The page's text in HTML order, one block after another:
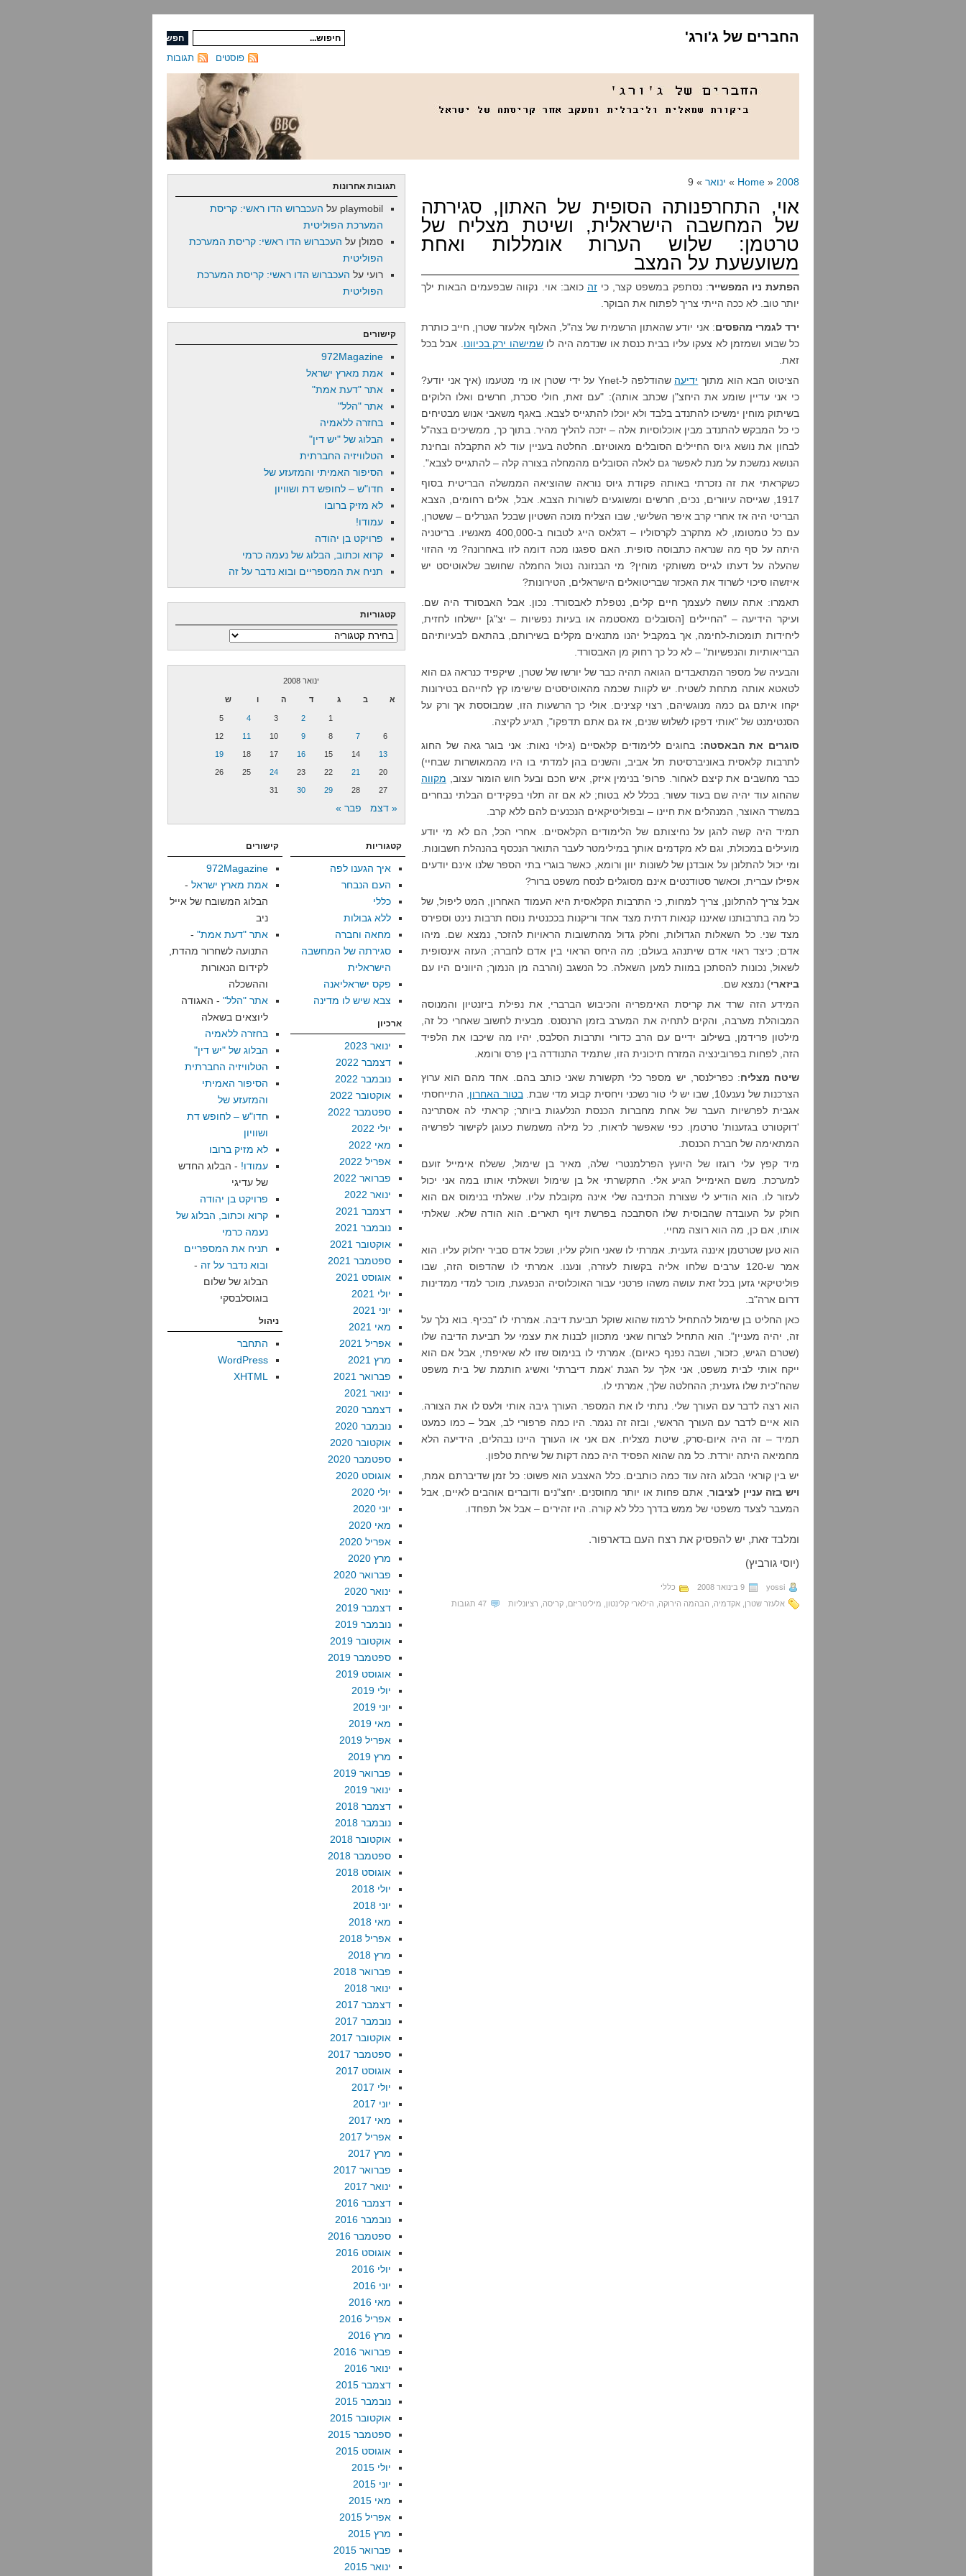
החברים של ג'ורג'
תגובות פוסטים
Home » 2008
» ינואר » 9
אוי, התחרפנותה הסופית של האתון, סגירתה
של המחשבה הישראלית, ושיטת מצליח של
טרטמן: שלוש הערות אומללות ואחת
משועשעת על המצב
הפתעת ניו המפשייר: נסתפק במשפט קצר, כיזה כואב: אוי. נקווה שבפעמים הבאות ילך
יותר טוב. לא ככה הייתי צריך לפתוח את הבוקר.
ירד לגמרי מהפסים: אני יודע שהאתון הרשמית של צה"ל, האלוף אלעזר שטרן, חייב כותרת
כל שבוע ושמזמן לא צעקו עליו בבית כנסת או שנדמה היה לושמישהו ירק בכיוונו . אבל בכל
זאת.
הציטוט הבא הוא מתוך ידיעה שהודלפה ל-Ynet על ידי שטרן או מי מטעמו (איך אני יודע?
כי אני עדיין שומע את היחצ"ן שכתב אותה): "עם זאת, חולי סכרת, חרשים ואלו הלוקים
בשיתוק מוחין ימשיכו להתנדב בלבד ולא יוכלו להתגייס לצבא. באגף משאבי אנוש מבטיחים
כי כל המבקש להתנדב מבין אוכלוסיות אלה – יזכה להליך מהיר. בתוך כך, ממשיכים בצה"ל
לבחון את נושא גיוס החיילים הסובלים מאוטיזם. החלטה בעניין עוד לא התקבלה ובחינת
הנושא נמשכת על מנת לאפשר גם לאלה הסובלים מהמחלה בצורה קלה – להתגייס לצבא".
כשקראתי את זה נזכרתי באותה פקודת גיוס נוראה שהוציאה הממשלה הבריטית בסוף
1917, שגייסה עיוורים, נכים, חרשים ומשוגעים לשורות הצבא. אבל, אלים רחומים, הצבא
הבריטי היה אז אחרי קרב איפר השלישי, שבו הצליח מוכה השטיון שבכל הגנרלים – ששטרן,
עם כל טמטומו, לא מתקרב לקרסוליו – דגלאס הייג לטבוח ב-400,000 מאנשיו. בריטניה
היתה על סף מה שנראה כתבוסה סופית. האם ספגנו מכה דומה לזו באחרונה? מי ההזוי
שהעלה על דעתו לגייס משותקי מוחין? מי הבנזונה נטול החמלה שחושב שלאוטיסט יש
איזשהו סיכוי לשרוד את האכזר שבריטואלים הישראלים, הטירונות?
תאמרו: אתה עושה לעצמך חיים קלים, נטפלת לאבסורד. נכון. אבל האבסורד היה שם.
ועיקר הידיעה – "החיילים [הסובלים מאסטמה או בעיות נפשיות – יצ"ג] יישלחו לחזית,
ליחידות תומכות-לחימה, אך במקביל יהנו מתנאים מקלים בשירותם, בהתאם לבעיותיהם
הבריאותיות והנפשיות" – לא כל כך רחוק מן האבסורד.
והבעיה של מספר המתאבדים הגואה תהיה כבר של יורשו של שטרן, שיקפיד כנראה גם הוא
לטאטא אותה מתחת לשטיח. יש לקוות שכמה מהאוטיסטים שישימו קץ לחייהם בטירונות
יקחו איתם גם כמה מנוגשיהם, רצוי קצינים. אולי כך הרשעות הזו, שמבוססת אך ורק על
הסנטימנט של "אותי דפקו לשלוש שנים, אז גם אתם תדפקו", תגיע לקיצה.
סוגרים את הבאסטה: בחוגים ללימודים קלאסיים (גילוי נאות: אני בוגר גאה של החוג
לתרבות קלאסית באוניברסיטת תל אביב, והשנים בהן למדתי בו היו מהמאושרות שבחיי)
כבר מחשבים את קיצם לאחור. פרופ' בנימין איזק, איש חכם ובעל חוש הומור עצוב, מקווה
שהחוג עוד יהיה שם בעוד עשור. בכלל לא בטוח; לא אם זה תלוי בפקידים הבלתי נבחרים
במשרד האוצר, המנהלים את חיינו – ובפוליטיקאים הנכנעים להם ללא קרב.
תמיד היה קשה להגן על נחיצותם של הלימודים הקלאסיים. אחרי הכל, הם לא מי יודע
מועילים במכולת, וגם לא מקדמים אותך במילימטר לעבר התואר הנכסף בהנהלת חשבונות.
ומי יכול להתלונן על אובדנן של לשונות יוון ורומא, כאשר בוגרי בתי הספר שלנו אינם יודעים
אפילו עברית, וכאשר סטודנטים אינם מסוגלים לנסח משפט ברור?
אבל צריך להתלונן, צריך למחות, כי התרבות הקלאסית היא העמוד האחרון, המט ליפול, של
כל מה בתרבותנו שאיננו קנאות דתית מצד אחד וריקנות בככנטית נוסח תרבות נינט וספירס
מצד שני. כל השאלות הגדולות, וחלק גדול מהתשובות הראויות להזכר, נמצא שם. מיהו
אדם; כיצד ראוי אדם שיתנהג בעולם; מה היחס הראוי בין אדם לחברה; העזה אינסופית
לשאול, נכונות להסתכן במוות למען השאלה. כל הנשגב (והרבה מן הנמוך; היוונים היו עם
ביזארי) נמצא שם.
המידע הזה שרד את קריסת האימפריה והכיבוש הברברי, את נפילת ביזנטיון והמנוסה
המבוהלת מערבה, והקים לתחיה את המערב בזמן הרנסנס. מבעית לחשוב שאחרי כל זה,
מילטון פרידמן, בשילוב ידיים עם הרב כדורי ותרבות הסלבס, יהיו מה שיכבו את הלפיד
הזה, לפחות בפרובינציה המזרח תיכונית הזו, שתמיד התנודדה בין פרס ורומא.
שיטח מצליח: כפרילנסר, יש מספר כלי תקשורת שאני כותב בהם. אחד מהם הוא ערוץ
הצרכנות של נענע10, שבו יש לי טור נשכני ויחסית קבוע מדי שבת.
בטור האחרון , התייחסתי
אגבית לפרשיות העבר של אחת מחברות הכנסת הנלעגות ביותר; קראתי לה אסתרינה
'דוקטורט בגזענות' טרטמן. כפי שאפשר לראות, כל מילה משמשת כעוגן לקישור לפרשיה
המתאימה של חברת הכנסת.
מיד קפץ עלי רוגזו של היועץ הפרלמנטרי שלה, מאיר בן שימול, ששלח אימייל זועם
למערכת. משם האימייל הגיע אלי. התקשרתי אל בן שימול ושאלתי אותו במה אני יכול
לעזור לו. הוא הודיע לי שצורת הכתיבה שלי אינה מקובלת עליו. שאלתי בנימוס אם הוא
חולק על העובדה שהבוסית שלו הסתבכה בפרשת זיוף תארים. הוא הודה שלא. שאלתי
אותו, אם כן, מה הוא רוצה מחיי.
הוא טען שטרטמן איננה גזענית. אמרתי לו שאני חולק עליו, ושכל אדם סביר יחלוק עליו. הוא
אמר ש-120 ערבים שלחו אליה בקשות לעזרה, ונענו. אמרתי לו שהדפוס הזה, שבו
פוליטיקאי גזען בכל זאת עושה משהו פרטני עבור האוכלוסיה הנפגעת, מוכר למדי ממדינות
דרום ארה"ב.
כאן החליט בן שימול להתחיל לרמוז שהוא שוקל תביעת דיבה. אמרתי לו "בכיף. בוא נלך על
זה, יהיה מעניין". הוא התחיל לצרוח שאני מתכוון לבנות את עצמי על תביעת הדיבה שלו
(שטרם הגיש, כזכור, ושבה נפנף כאיום). אמרתי לו בנימוס שזו לא שאיפתי, אבל אם הוא
ייקח אותי לבית משפט, אני אלך על הגנת 'אמת דיברתי' ואשיג חותמת של בית משפט
שהח"כית שלו גזענית; ההחלטה שלך, אמרתי לו.
הוא רצה לדבר עם העורך שלי. נתתי לו את המספר. העורך גיבה אותי ולעס לו את הצורה.
הוא איים לדבר עם העורך הראשי, ובזה זה נגמר. היו כמה פרפורי לב, אבל – כמו כמעט
תמיד – זה היה איום-סרק, שיטת מצליח. אם אני או העורך היינו נבהלים, הידיעה הלא
מחמיאה היתה יורדת. כל מה שהוא הפסיד היה כמה דקות של שיחת טלפון.
יש בין קוראי הבלוג הזה עוד כמה כותבים. כלל האצבע הוא פשוט: כל זמן שדיברתם אמת,
ויש בזה עניין לציבור , אתם פחות או יותר מחוסנים. יחצ"נים ודוברים אוהבים לאיים, אבל
המעבר לצעד משפטי של ממש בדרך כלל לא קורה. היו זהירים – אבל אל תפחדו.
ומלבד זאת, יש להפסיק את רצח העם בדארפור.
(יוסי גורביץ)
yossi 9 בינואר 2008
כללי
אלעזר שטרן אקדמיה הבהמה הירוקה הילארי קלינטון מיליטריזם קריסה רציונליות 47 תגובות
תגובות אחרונות
playmobil על העכברוש הדו ראשי: קריסת
המערכת הפוליטית
סמולן על העכברוש הדו ראשי: קריסת המערכת
הפוליטית
רועי על העכברוש הדו ראשי: קריסת המערכת
הפוליטית
קישורים
972Magazine
אמת מארץ ישראל
אתר "דעת אמת"
אתר "הלל"
בחזרה ללאמיה
הבלוג של "יש דין"
הטלוויזיה החברתית
הסיפור האמיתי והמזעזע של
חדו"ש – לחופש דת ושוויון
לא מזיק ברובו
עמודו!
פרויקט בן יהודה
קרוא וכתוב, הבלוג של נעמה כרמי
תניח את המספריים ובוא נדבר על זה
קטגוריות
קטגוריות
ינואר 2008
א ב ג ד ה ו ש
1
2
3
4
5
6
7
8
9
10
11
12
13
14
15
16
17
18
19
20
21
22
23
24
25
26
27
28
29
30
31
« דצמ פבר »
קטגוריות
איך הגענו לפה
העם הנבחר
כללי
ללא גבולות
מחאה וחברה
סגירתה של המחשבה
הישראלית
פקס ישראליאנה
צבא שיש לו מדינה
ארכיון
ינואר 2023
דצמבר 2022
נובמבר 2022
אוקטובר 2022
ספטמבר 2022
יולי 2022
מאי 2022
אפריל 2022
פברואר 2022
ינואר 2022
דצמבר 2021
נובמבר 2021
אוקטובר 2021
ספטמבר 2021
אוגוסט 2021
יולי 2021
יוני 2021
מאי 2021
אפריל 2021
מרץ 2021
פברואר 2021
ינואר 2021
דצמבר 2020
נובמבר 2020
אוקטובר 2020
ספטמבר 2020
אוגוסט 2020
יולי 2020
יוני 2020
מאי 2020
אפריל 2020
מרץ 2020
פברואר 2020
ינואר 2020
דצמבר 2019
נובמבר 2019
אוקטובר 2019
ספטמבר 2019
אוגוסט 2019
יולי 2019
יוני 2019
מאי 2019
אפריל 2019
מרץ 2019
פברואר 2019
ינואר 2019
דצמבר 2018
נובמבר 2018
אוקטובר 2018
ספטמבר 2018
אוגוסט 2018
יולי 2018
יוני 2018
מאי 2018
אפריל 2018
מרץ 2018
פברואר 2018
ינואר 2018
דצמבר 2017
נובמבר 2017
אוקטובר 2017
ספטמבר 2017
אוגוסט 2017
יולי 2017
יוני 2017
מאי 2017
אפריל 2017
מרץ 2017
פברואר 2017
ינואר 2017
דצמבר 2016
נובמבר 2016
ספטמבר 2016
אוגוסט 2016
יולי 2016
יוני 2016
מאי 2016
אפריל 2016
מרץ 2016
פברואר 2016
ינואר 2016
דצמבר 2015
נובמבר 2015
אוקטובר 2015
ספטמבר 2015
אוגוסט 2015
יולי 2015
יוני 2015
מאי 2015
אפריל 2015
מרץ 2015
פברואר 2015
ינואר 2015
קישורים
972Magazine
אמת מארץ ישראל -
הבלוג המשובח של אייל
ניב
אתר "דעת אמת" -
התנועה לשחרור מהדת,
לקידום הנאורות
וההשכלה
אתר "הלל" - האגודה
ליוצאים בשאלה
בחזרה ללאמיה
הבלוג של "יש דין"
הטלוויזיה החברתית
הסיפור האמיתי
והמזעזע של
חדו"ש – לחופש דת
ושוויון
לא מזיק ברובו
עמודו! - הבלוג החדש
של עדיגי
פרויקט בן יהודה
קרוא וכתוב, הבלוג של
נעמה כרמי
תניח את המספריים
ובוא נדבר על זה -
הבלוג של שלום
בוגוסלבסקי
ניהול
התחבר
WordPress
XHTML